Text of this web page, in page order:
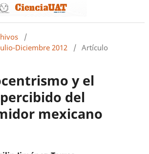
/
Diciembre 2012
/ Artículo
y el
del
mexicano